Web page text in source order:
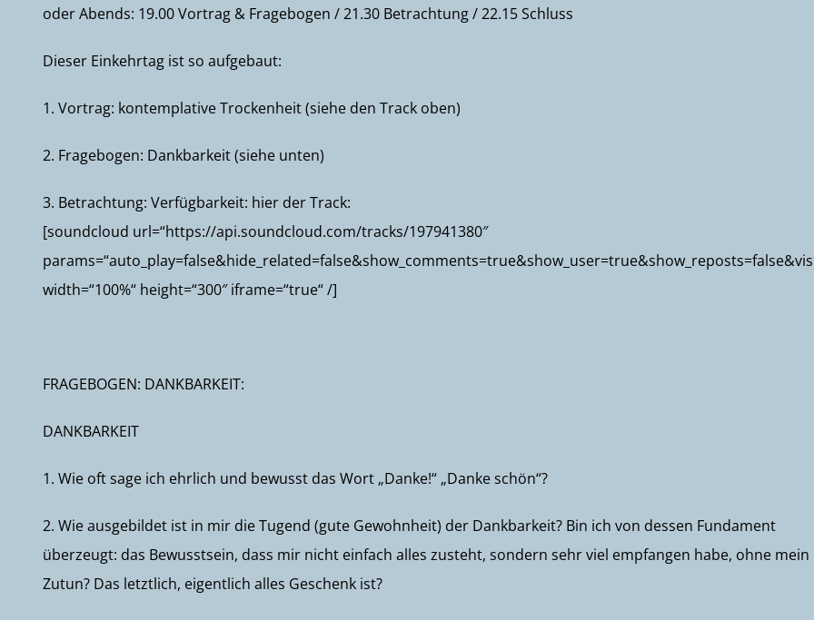
oder Abends: 19.00 Vortrag & Fragebogen / 21.30 Betrachtung / 22.15 Schluss
Dieser Einkehrtag ist so aufgebaut:
1. Vortrag: kontemplative Trockenheit (siehe den Track oben)
2. Fragebogen: Dankbarkeit (siehe unten)
3. Betrachtung: Verfügbarkeit: hier der Track:
[soundcloud url=“https://api.soundcloud.com/tracks/197941380″
width=“100%“ height=“300″ iframe=“true“ /]
FRAGEBOGEN: DANKBARKEIT:
DANKBARKEIT
1. Wie oft sage ich ehrlich und bewusst das Wort „Danke!“ „Danke schön“?
2. Wie ausgebildet ist in mir die Tugend (gute Gewohnheit) der Dankbarkeit? Bin ich von dessen Fundament
überzeugt: das Bewusstsein, dass mir nicht einfach alles zusteht, sondern sehr viel empfangen habe, ohne mein
Zutun? Das letztlich, eigentlich alles Geschenk ist?